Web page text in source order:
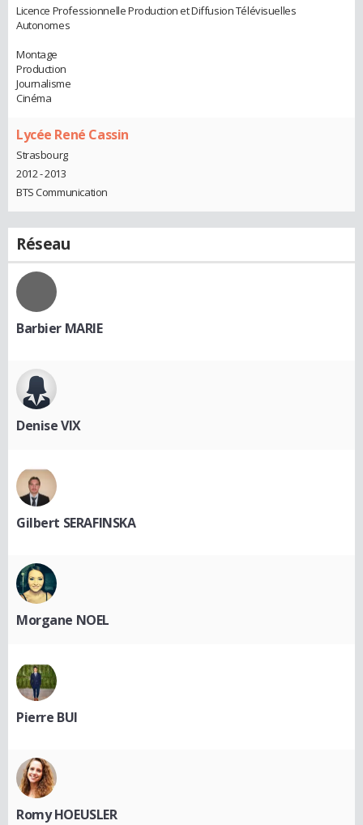
Licence Professionnelle Production et Diffusion Télévisuelles
Autonomes
Montage
Production
Journalisme
Cinéma
Lycée René Cassin
Strasbourg
2012 - 2013
BTS Communication
Réseau
Barbier MARIE
Denise VIX
Gilbert SERAFINSKA
Morgane NOEL
Pierre BUI
Romy HOEUSLER